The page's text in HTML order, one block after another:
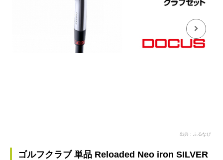
出典：ふるなび
ゴルフクラブ 単品 Reloaded Neo iron SILVER